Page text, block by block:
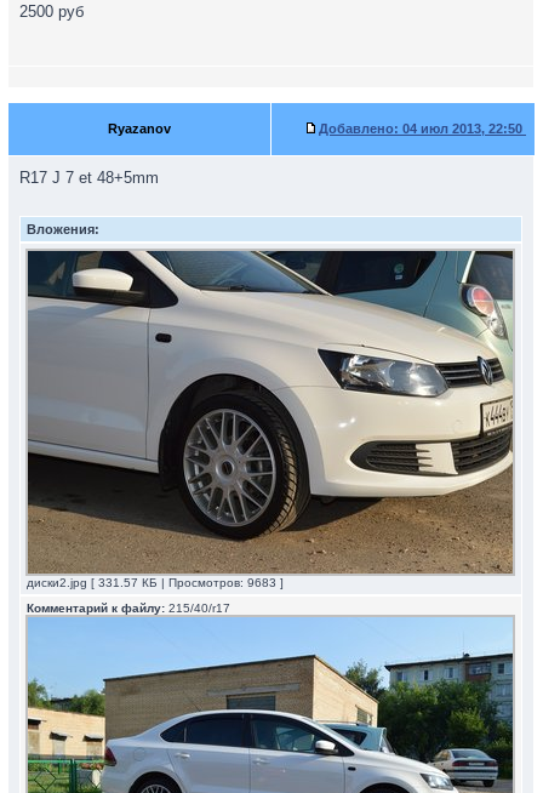
2500 руб
Ryazanov Добавлено: 04 июл 2013, 22:50
R17 J 7 et 48+5mm
Вложения:
диски2.jpg [ 331.57 КБ | Просмотров: 9683 ]
Комментарий к файлу: 215/40/r17